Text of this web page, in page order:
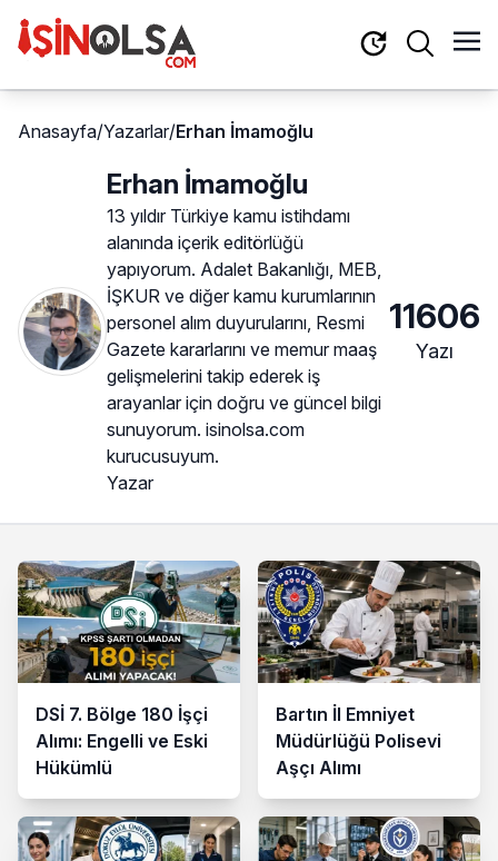
Anasayfa/Yazarlar/Erhan İmamoğlu
Erhan İmamoğlu
13 yıldır Türkiye kamu istihdamı
alanında içerik editörlüğü
yapıyorum. Adalet Bakanlığı, MEB,
İŞKUR ve diğer kamu kurumlarının
personel alım duyurularını, Resmi
Gazete kararlarını ve memur maaş
gelişmelerini takip ederek iş
arayanlar için doğru ve güncel bilgi
sunuyorum. isinolsa.com
kurucusuyum.
Yazar
11606
Yazı
DSİ 7. Bölge 180 İşçi
Alımı: Engelli ve Eski
Hükümlü
Bartın İl Emniyet
Müdürlüğü Polisevi
Aşçı Alımı